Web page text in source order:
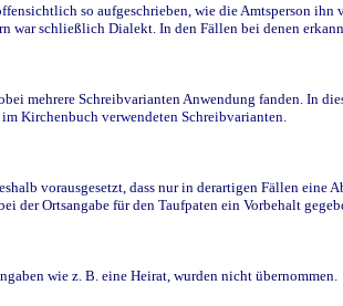
so aufgeschrieben, wie die Amtsperson ihn
war schließlich Dialekt. In den Fällen bei denen
mehrere Schreibvarianten Anwendung fanden. In
Kirchenbuch verwendeten Schreibvarianten.
vorausgesetzt, dass nur in derartigen Fällen
Ortsangabe für den Taufpaten ein Vorbehalt
wie z. B. eine Heirat, wurden nicht übernommen.